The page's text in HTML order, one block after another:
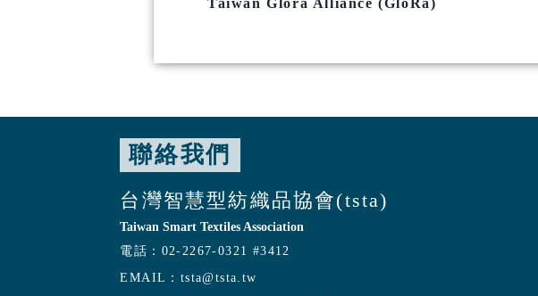
Taiwan Glora Alliance (GloRa)
聯絡我們
台灣智慧型紡織品協會(tsta)
Taiwan Smart Textiles Association
電話： 02-2267-0321 #3412
EMAIL： tsta@tsta.tw